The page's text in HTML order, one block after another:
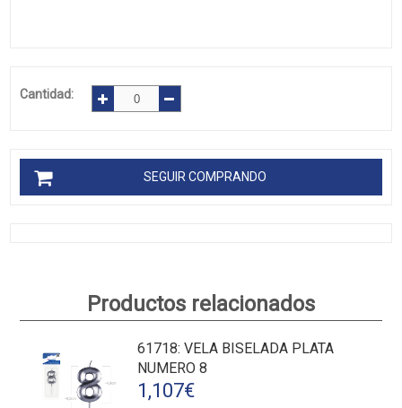
Cantidad:
SEGUIR COMPRANDO
Productos relacionados
61718: VELA BISELADA PLATA
NUMERO 8
1,107€